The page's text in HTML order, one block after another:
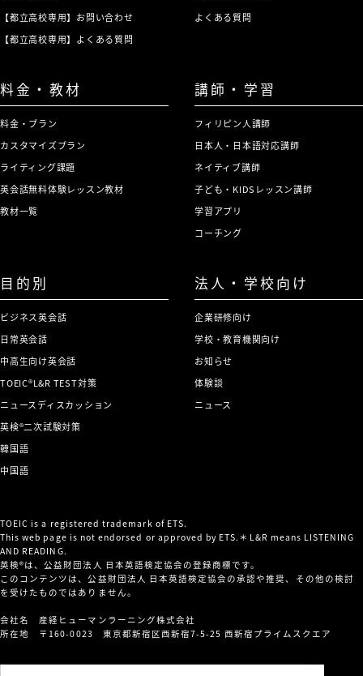
【都立高校専用】お問い合わせ
【都立高校専用】よくある質問
よくある質問
料金・教材
料金・プラン
カスタマイズプラン
ライティング課題
英会話無料体験レッスン教材
教材一覧
講師・学習
フィリピン人講師
日本人・日本語対応講師
ネイティブ講師
子ども・KIDSレッスン講師
学習アプリ
コーチング
目的別
ビジネス英会話
日常英会話
中高生向け英会話
TOEIC®L&R TEST対策
ニュースディスカッション
英検®二次試験対策
韓国語
中国語
法人・学校向け
企業研修向け
学校・教育機関向け
お知らせ
体験談
ニュース
TOEIC is a registered trademark of ETS.
This web page is not endorsed or approved by ETS.＊L&R means LISTENING
AND READING.
英検®は、公益財団法人 日本英語検定協会の登録商標です。
このコンテンツは、公益財団法人 日本英語検定協会の承認や推奨、その他の検討
を受けたものではありません。
会社名 産経ヒューマンラーニング株式会社
所在地 〒160-0023 東京都新宿区西新宿7-5-25 西新宿プライムスクエア